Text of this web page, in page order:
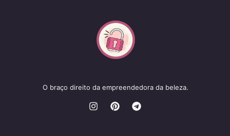
O braço direito da empreendedora da beleza.